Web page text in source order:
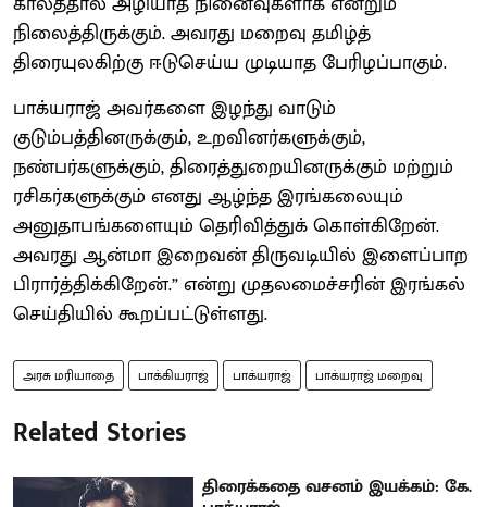
நிலைத்திருக்கும். அவரது மறைவு தமிழ்த்
திரையுலகிற்கு ஈடுசெய்ய முடியாத பேரிழப்பாகும்.
பாக்யராஜ் அவர்களை இழந்து வாடும்
குடும்பத்தினருக்கும், உறவினர்களுக்கும்,
நண்பர்களுக்கும், திரைத்துறையினருக்கும் மற்றும்
ரசிகர்களுக்கும் எனது ஆழ்ந்த இரங்கலையும்
அனுதாபங்களையும் தெரிவித்துக் கொள்கிறேன்.
அவரது ஆன்மா இறைவன் திருவடியில் இளைப்பாற
பிரார்த்திக்கிறேன்.” என்று முதலமைச்சரின் இரங்கல்
செய்தியில் கூறப்பட்டுள்ளது.
அரசு மரியாதை பாக்கியராஜ் பாக்யராஜ் பாக்யராஜ் மறைவு
Related Stories
திரைக்கதை வசனம் இயக்கம்: கே.